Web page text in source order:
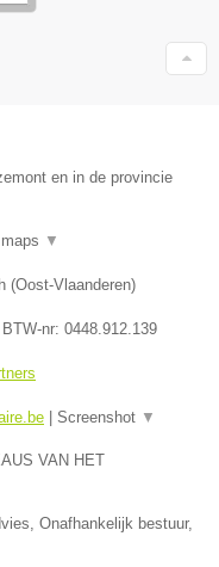
en in de provincie
▼
(Oost-Vlaanderen)
nr: 0448.912.139
Screenshot ▼
VAN HET
Onafhankelijk bestuur,